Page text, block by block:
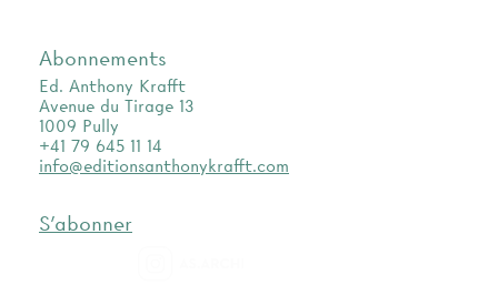
Abonnements
Ed. Anthony Krafft
Avenue du Tirage 13
1009 Pully
+41 79 645 11 14
info@editionsanthonykrafft.com
S'abonner